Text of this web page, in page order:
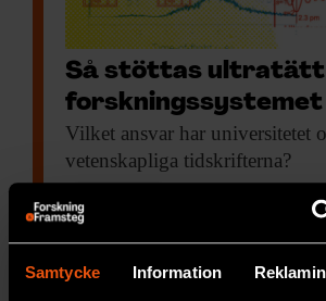
Samtycke Information
Så stöttas ultratätt
forskningssystemet
Vilket ansvar har universitetet
vetenskapliga tidskrifterna?